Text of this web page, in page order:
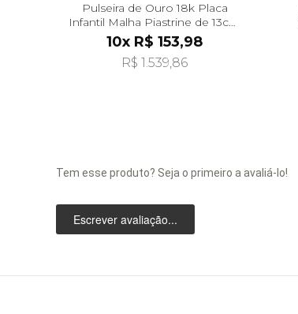
Pulseira de Ouro 18k Placa
Infantil Malha Piastrine de 13cm
pu07493
10x R$ 153,98
R$ 1.539,86
Tem esse produto? Seja o primeiro a avaliá-lo!
Escrever avaliação...